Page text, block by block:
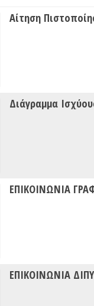
Αίτηση
ΕΠΙΚΟΙΝΩΝΙΑ